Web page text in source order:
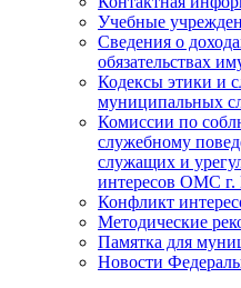
Учебные
Сведения о
обязательствах
Кодексы этики и
муниципальных
Комиссии по
служебному
служащих и
интересов ОМС г.
Конфликт
Методические
Памятка для
Новости